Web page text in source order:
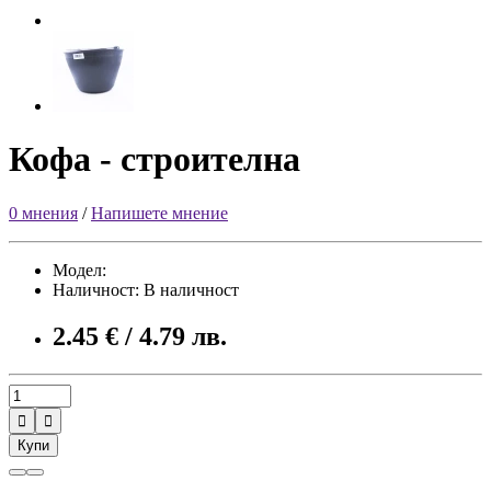
Кофа - строителна
0 мнения /Напишете мнение
Модел:
Наличност: В наличност
2.45 € / 4.79 лв.


Купи